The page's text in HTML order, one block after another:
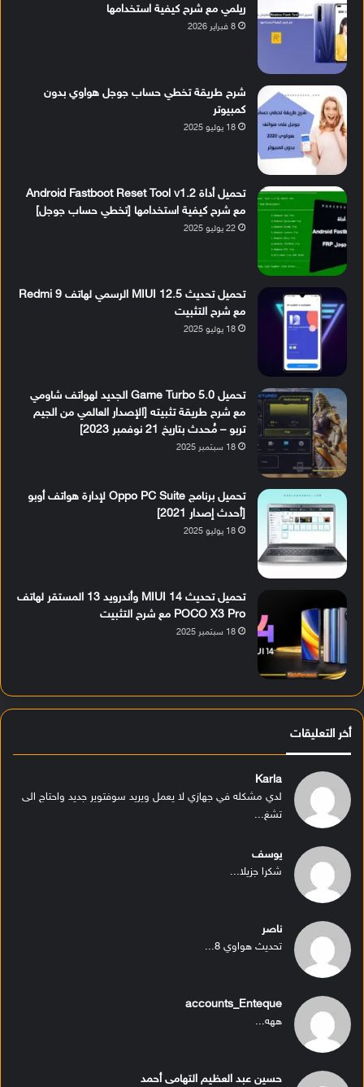
ريلمي مع شرح كيفية استخدامها
8 فبراير 2026
شرح طريقة تخطي حساب جوجل هواوي بدون
كمبيوتر
18 يوليو 2025
تحميل أداة Android Fastboot Reset Tool v1.2
مع شرح كيفية استخدامها [تخطي حساب جوجل]
22 يوليو 2025
تحميل تحديث MIUI 12.5 الرسمي لهاتف Redmi 9
مع شرح التثبيت
18 يوليو 2025
تحميل Game Turbo 5.0 الجديد لهواتف شاومي
مع شرح طريقة تثبيته [الإصدار العالمي من الجيم
تربو – مُحدث بتاريخ 21 نوفمبر 2023]
18 سبتمبر 2025
تحميل برنامج Oppo PC Suite لإدارة هواتف أوبو
[أحدث إصدار 2021]
18 يوليو 2025
تحميل تحديث MIUI 14 وأندرويد 13 المستقر لهاتف
POCO X3 Pro مع شرح التثبيت
18 سبتمبر 2025
أخر التعليقات
Karla
لدي مشكله في جهازي لا يعمل ويريد سوفتوير جديد واحتاج الى
تشغ...
يوسف
شكرا جزيلا...
ناصر
تحديث هواوي 8...
accounts_Enteque
ههه...
حسين عبد العظيم التهامى أحمد